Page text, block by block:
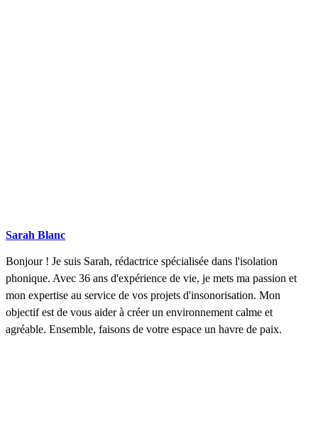
Sarah Blanc
Bonjour ! Je suis Sarah, rédactrice spécialisée dans l'isolation
phonique. Avec 36 ans d'expérience de vie, je mets ma passion et
mon expertise au service de vos projets d'insonorisation. Mon
objectif est de vous aider à créer un environnement calme et
agréable. Ensemble, faisons de votre espace un havre de paix.